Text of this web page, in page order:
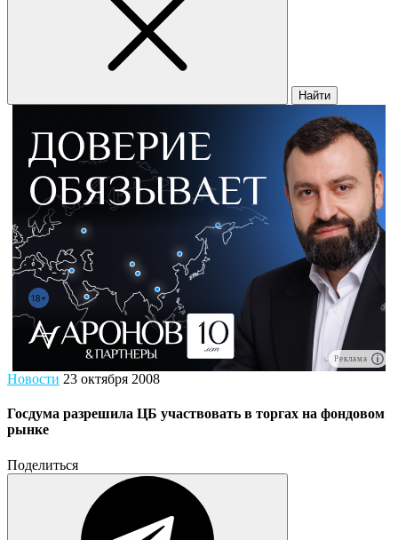
Найти
Реклама
Новости 23 октября 2008
Госдума разрешила ЦБ участвовать в торгах на фондовом
рынке
Поделиться